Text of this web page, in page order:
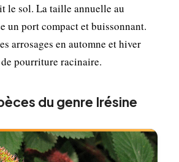
le sol. La taille annuelle au
un port compact et buissonnant.
arrosages en automne et hiver
pourriture racinaire.
du genre Irésine